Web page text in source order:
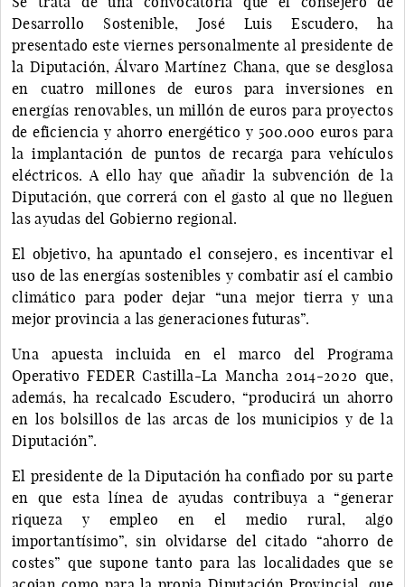
Desarrollo Sostenible, José Luis Escudero, ha
presentado este viernes personalmente al presidente de
la Diputación, Álvaro Martínez Chana, que se desglosa
en cuatro millones de euros para inversiones en
energías renovables, un millón de euros para proyectos
de eficiencia y ahorro energético y 500.000 euros para
la implantación de puntos de recarga para vehículos
eléctricos. A ello hay que añadir la subvención de la
Diputación, que correrá con el gasto al que no lleguen
las ayudas del Gobierno regional.
El objetivo, ha apuntado el consejero, es incentivar el
uso de las energías sostenibles y combatir así el cambio
climático para poder dejar “una mejor tierra y una
mejor provincia a las generaciones futuras”.
Una apuesta incluida en el marco del Programa
Operativo FEDER Castilla-La Mancha 2014-2020 que,
además, ha recalcado Escudero, “producirá un ahorro
en los bolsillos de las arcas de los municipios y de la
Diputación”.
El presidente de la Diputación ha confiado por su parte
en que esta línea de ayudas contribuya a “generar
riqueza y empleo en el medio rural, algo
importantísimo”, sin olvidarse del citado “ahorro de
costes” que supone tanto para las localidades que se